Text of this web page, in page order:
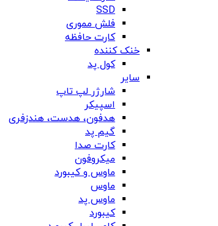
SSD
فلش مموری
کارت حافظه
خنک کننده
کول پد
سایر
شارژر لپ تاپ
اسپیکر
هدفون، هدست، هندزفری
گیم پد
کارت صدا
میکروفون
ماوس و کیبورد
ماوس
ماوس پد
کیبورد